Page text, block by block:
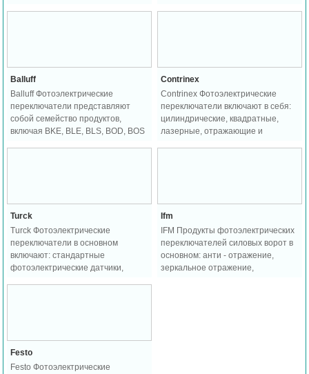
Balluff
Balluff Фотоэлектрические
переключатели представляют
собой семейство продуктов,
включая BKE, BLE, BLS, BOD, BOS
Contrinex
Contrinex Фотоэлектрические
переключатели включают в себя:
цилиндрические, квадратные,
лазерные, отражающие и
Turck
Turck Фотоэлектрические
переключатели в основном
включают: стандартные
фотоэлектрические датчики,
Ifm
IFM Продукты фотоэлектрических
переключателей силовых ворот в
основном: анти - отражение,
зеркальное отражение,
Festo
Festo Фотоэлектрические